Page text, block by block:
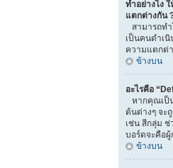
ทำอย่างไง
แตกต่างกัน
สามารถท
เป็นคนดำเนิ
ความแตกต่
ข้างบน
อะไรคือ
หากคุณเป็
ต้นต่างๆ จะ
เช่น สีกลุ่ม
บอร์ดจะคือ
ข้างบน